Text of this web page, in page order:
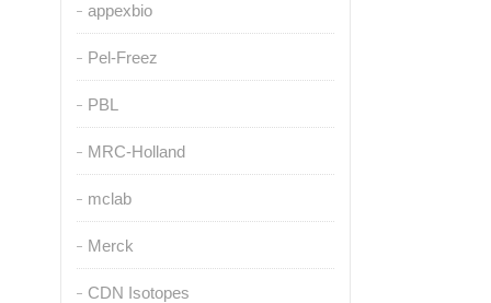
appexbio
Pel-Freez
PBL
MRC-Holland
mclab
Merck
CDN Isotopes